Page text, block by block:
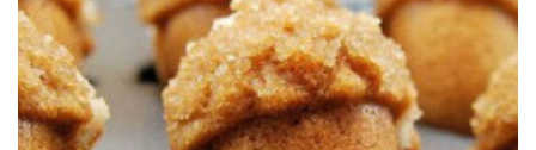
Monos no, lo siguiente, ¿verdad?